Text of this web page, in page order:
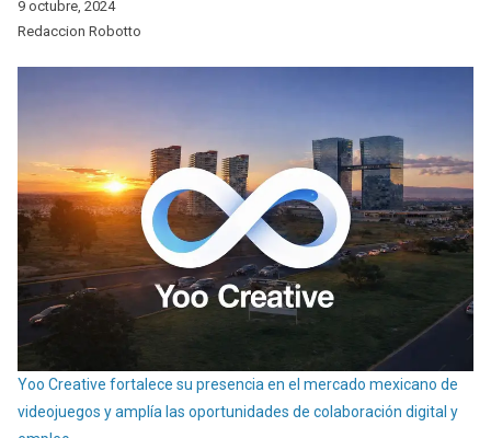
9 octubre, 2024
Redaccion Robotto
Yoo Creative fortalece su presencia en el mercado mexicano de
videojuegos y amplía las oportunidades de colaboración digital y